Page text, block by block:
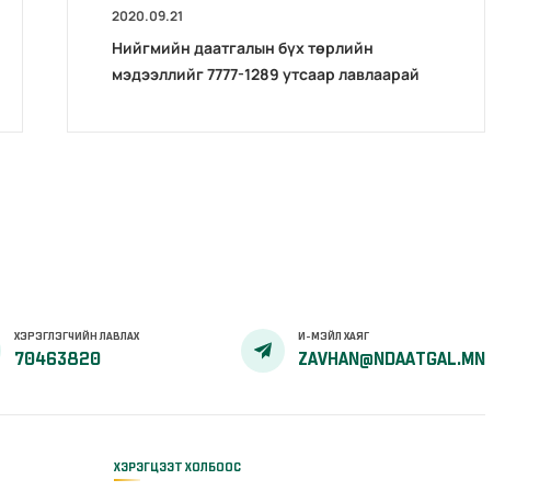
2020.09.21
Нийгмийн даатгалын бүх төрлийн
мэдээллийг 7777-1289 утсаар лавлаарай
ХЭРЭГЛЭГЧИЙН ЛАВЛАХ
70463820
И-МЭЙЛ ХАЯГ
ZAVHAN@NDAATGAL.MN
ХЭРЭГЦЭЭТ ХОЛБООС